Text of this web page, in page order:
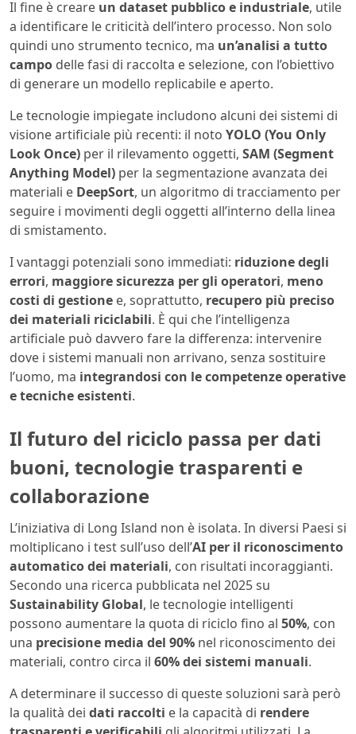
Il fine è creare un dataset pubblico e industriale, utile
a identificare le criticità dell’intero processo. Non solo
quindi uno strumento tecnico, ma un’analisi a tutto
campo delle fasi di raccolta e selezione, con l’obiettivo
di generare un modello replicabile e aperto.
Le tecnologie impiegate includono alcuni dei sistemi di
visione artificiale più recenti: il noto YOLO (You Only
Look Once) per il rilevamento oggetti, SAM (Segment
Anything Model) per la segmentazione avanzata dei
materiali e DeepSort, un algoritmo di tracciamento per
seguire i movimenti degli oggetti all’interno della linea
di smistamento.
I vantaggi potenziali sono immediati: riduzione degli
errori, maggiore sicurezza per gli operatori, meno
costi di gestione e, soprattutto, recupero più preciso
dei materiali riciclabili. È qui che l’intelligenza
artificiale può davvero fare la differenza: intervenire
dove i sistemi manuali non arrivano, senza sostituire
l’uomo, ma integrandosi con le competenze operative
e tecniche esistenti.
Il futuro del riciclo passa per dati
buoni, tecnologie trasparenti e
collaborazione
L’iniziativa di Long Island non è isolata. In diversi Paesi si
moltiplicano i test sull’uso dell’AI per il riconoscimento
automatico dei materiali, con risultati incoraggianti.
Secondo una ricerca pubblicata nel 2025 su
Sustainability Global, le tecnologie intelligenti
possono aumentare la quota di riciclo fino al 50%, con
una precisione media del 90% nel riconoscimento dei
materiali, contro circa il 60% dei sistemi manuali.
A determinare il successo di queste soluzioni sarà però
la qualità dei dati raccolti e la capacità di rendere